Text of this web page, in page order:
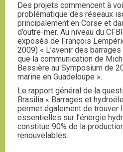
Des projets commencent à
problématique des réseaux
principalement en Corse et
d’outre-mer. Au niveau du
exposés de François
2009) « L’avenir des
que la communication de
Bessière au Symposium de
marine en Guadeloupe ».
Le rapport général de la
Brasilia « Barrages et
permet également de trouver
essentielles sur l’énergie
constitue 90% de la
renouvelables.